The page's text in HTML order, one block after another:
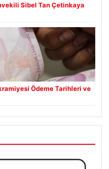
Sibel Tan Çetinkaya
Ödeme Tarihleri ve